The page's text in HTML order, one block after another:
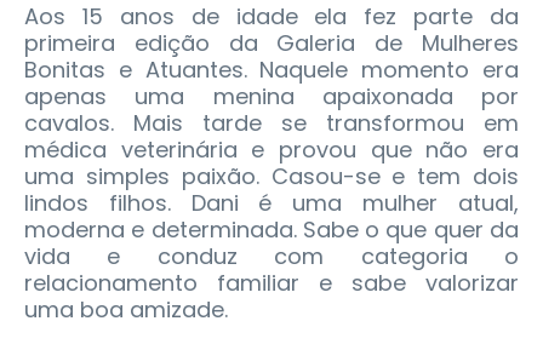
Aos 15 anos de idade ela fez parte da
primeira edição da Galeria de Mulheres
Bonitas e Atuantes. Naquele momento era
apenas uma menina apaixonada por
cavalos. Mais tarde se transformou em
médica veterinária e provou que não era
uma simples paixão. Casou-se e tem dois
lindos filhos. Dani é uma mulher atual,
moderna e determinada. Sabe o que quer da
vida e conduz com categoria o
relacionamento familiar e sabe valorizar
uma boa amizade.